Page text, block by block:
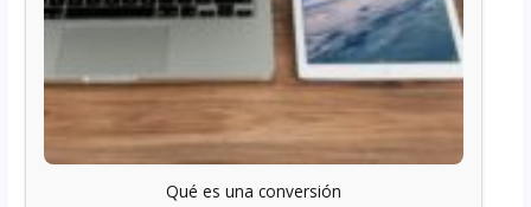
Qué es una conversión